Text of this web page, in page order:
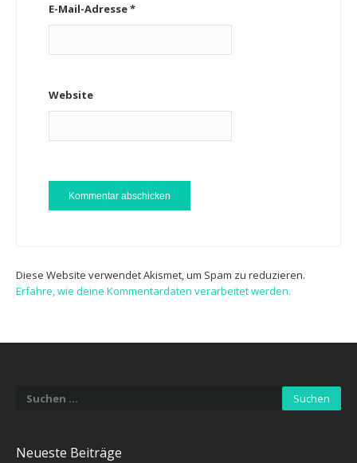
E-Mail-Adresse*
Website
Diese Website verwendet Akismet, um Spam zu reduzieren.
Erfahre, wie deine Kommentardaten verarbeitet werden.
Suchen
Neueste Beiträge